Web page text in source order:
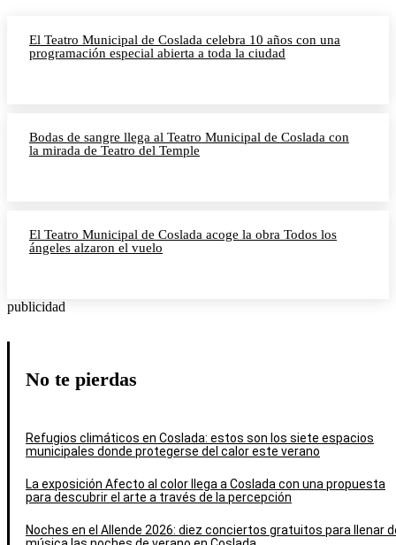
El Teatro Municipal de Coslada celebra 10 años con una
programación especial abierta a toda la ciudad
Bodas de sangre llega al Teatro Municipal de Coslada con
la mirada de Teatro del Temple
El Teatro Municipal de Coslada acoge la obra Todos los
ángeles alzaron el vuelo
publicidad
No te pierdas
Refugios climáticos en Coslada: estos son los siete espacios
municipales donde protegerse del calor este verano
La exposición Afecto al color llega a Coslada con una propuesta
para descubrir el arte a través de la percepción
Noches en el Allende 2026: diez conciertos gratuitos para llenar